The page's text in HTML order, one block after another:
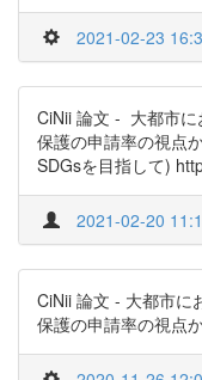
2021-02-23
CiNii 論文 - 大都市に
保護の申請率の視点
SDGsを目指して)
2021-02-20
CiNii 論文 - 大都市に
保護の申請率の視点